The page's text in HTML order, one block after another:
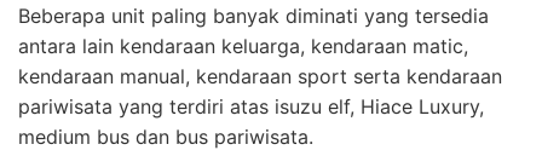
Beberapa unit paling banyak diminati yang tersedia
antara lain kendaraan keluarga, kendaraan matic,
kendaraan manual, kendaraan sport serta kendaraan
pariwisata yang terdiri atas isuzu elf, Hiace Luxury,
medium bus dan bus pariwisata.